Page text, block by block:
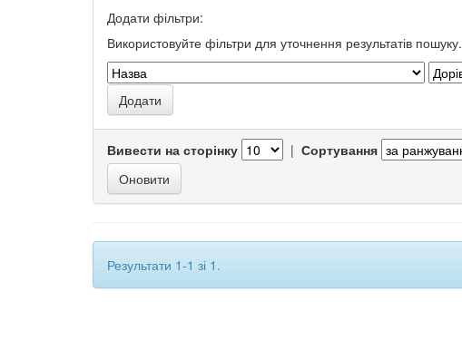
Додати фільтри:
Використовуйте фільтри для уточнення результатів пошуку.
Вивести на сторінку | Сортування
Результати 1-1 зі 1.